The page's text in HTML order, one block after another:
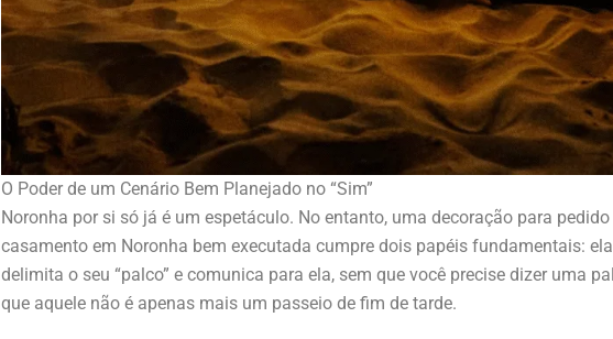
O Poder de um Cenário Bem Planejado no “Sim”
Noronha por si só já é um espetáculo. No entanto, uma decoração para pedido
casamento em Noronha bem executada cumpre dois papéis fundamentais: ela
delimita o seu “palco” e comunica para ela, sem que você precise dizer uma
que aquele não é apenas mais um passeio de fim de tarde.